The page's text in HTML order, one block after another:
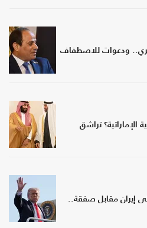
ودعوات للاصطفاف
الإماراتية؟ تراشق
إيران مقابل صفقة..